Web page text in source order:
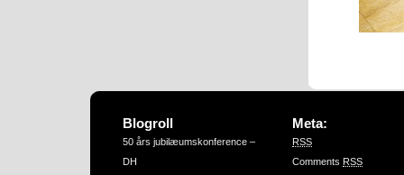
Blogroll
50 års jubilæumskonference –
DH
Meta:
RSS
Comments RSS